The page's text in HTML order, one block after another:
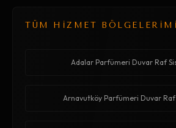
TÜM HİZMET
Adalar Parfümeri Duvar Raf
Arnavutköy Parfümeri Duvar